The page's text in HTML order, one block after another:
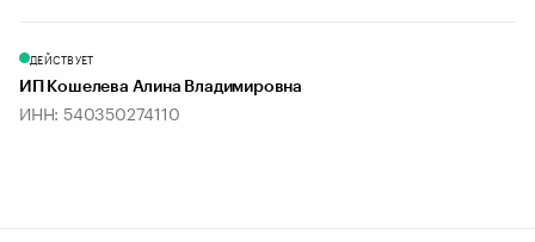
ДЕЙСТВУЕТ
ИП Кошелева Алина Владимировна
ИНН: 540350274110